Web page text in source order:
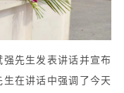
先生发表讲话并宣布
在讲话中强调了今天